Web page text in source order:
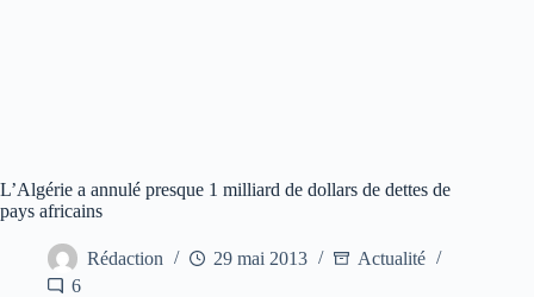
L’Algérie a annulé presque 1 milliard de dollars de dettes de
pays africains
Rédaction 29 mai 2013
Actualité
6